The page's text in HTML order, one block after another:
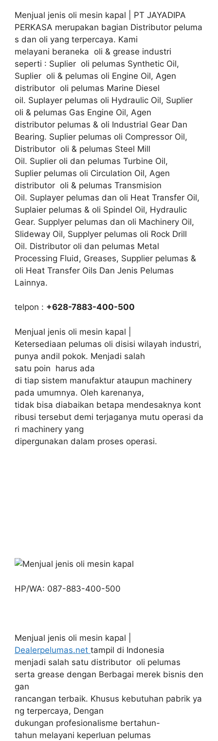
Menjual jenis oli mesin kapal | PT JAYADIPA
PERKASA merupakan bagian Distributor peluma
s dan oli yang terpercaya. Kami
melayani beraneka oli & grease industri
seperti : Suplier oli pelumas Synthetic Oil,
Suplier oli & pelumas oli Engine Oil, Agen
distributor oli pelumas Marine Diesel
oil. Suplayer pelumas oli Hydraulic Oil, Suplier
oli & pelumas Gas Engine Oil, Agen
distributor pelumas & oli Industrial Gear Dan
Bearing. Suplier pelumas oli Compressor Oil,
Distributor oli & pelumas Steel Mill
Oil. Suplier oli dan pelumas Turbine Oil,
Suplier pelumas oli Circulation Oil, Agen
distributor oli & pelumas Transmision
Oil. Suplayer pelumas dan oli Heat Transfer Oil,
Suplaier pelumas & oli Spindel Oil, Hydraulic
Gear. Supplyer pelumas dan oli Machinery Oil,
Slideway Oil, Supplyer pelumas oli Rock Drill
Oil. Distributor oli dan pelumas Metal
Processing Fluid, Greases, Supplier pelumas &
oli Heat Transfer Oils Dan Jenis Pelumas
Lainnya.
telpon : +628-7883-400-500
Menjual jenis oli mesin kapal |
Ketersediaan pelumas oli disisi wilayah industri,
punya andil pokok. Menjadi salah
satu poin harus ada
di tiap sistem manufaktur ataupun machinery
pada umumnya. Oleh karenanya,
tidak bisa diabaikan betapa mendesaknya kont
ribusi tersebut demi terjaganya mutu operasi da
ri machinery yang
dipergunakan dalam proses operasi.
HP/WA: 087-883-400-500
Menjual jenis oli mesin kapal |
Dealerpelumas.net tampil di Indonesia
menjadi salah satu distributor oli pelumas
serta grease dengan Berbagai merek bisnis den
gan
rancangan terbaik. Khusus kebutuhan pabrik ya
ng terpercaya, Dengan
dukungan profesionalisme bertahun-
tahun melayani keperluan pelumas